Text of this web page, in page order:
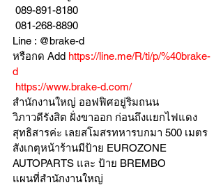
089-891-8180
081-268-8890
Line : @brake-d
หรือกด Add https://line.me/R/ti/p/%40brake-
d
https://www.brake-d.com/
สำนักงานใหญ่ ออฟฟิศอยู่ริมถนน
วิภาวดีรังสิต ฝั่งขาออก ก่อนถึงแยกไฟแดง
สุทธิสารค่ะ เลยสโมสรทหารบกมา 500 เมตร
สังเกตุหน้าร้านมีป้าย EUROZONE
AUTOPARTS และ ป้าย BREMBO
แผนที่สำนักงานใหญ่